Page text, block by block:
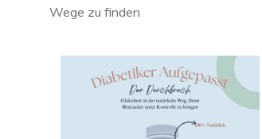
Wege zu finden